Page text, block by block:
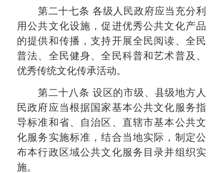
第二十七条 各级人民政府应当充分利
用公共文化设施，促进优秀公共文化产品
的提供和传播，支持开展全民阅读、全民
普法、全民健身、全民科普和艺术普及、
优秀传统文化传承活动。
第二十八条 设区的市级、县级地方人
民政府应当根据国家基本公共文化服务指
导标准和省、自治区、直辖市基本公共文
化服务实施标准，结合当地实际，制定公
布本行政区域公共文化服务目录并组织实
施。